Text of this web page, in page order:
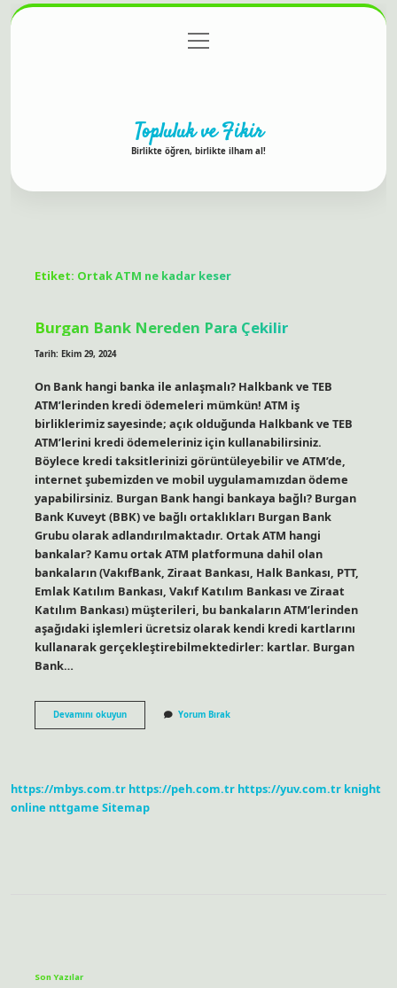
Gizlilik Politikası
menüyü
aç
Topluluk ve Fikir
Birlikte öğren, birlikte ilham al!
Etiket: Ortak ATM ne kadar keser
Burgan Bank Nereden Para Çekilir
Tarih: Ekim 29, 2024
On Bank hangi banka ile anlaşmalı? Halkbank ve TEB
ATM’lerinden kredi ödemeleri mümkün! ATM iş
birliklerimiz sayesinde; açık olduğunda Halkbank ve TEB
ATM’lerini kredi ödemeleriniz için kullanabilirsiniz.
Böylece kredi taksitlerinizi görüntüleyebilir ve ATM’de,
internet şubemizden ve mobil uygulamamızdan ödeme
yapabilirsiniz. Burgan Bank hangi bankaya bağlı? Burgan
Bank Kuveyt (BBK) ve bağlı ortaklıkları Burgan Bank
Grubu olarak adlandırılmaktadır. Ortak ATM hangi
bankalar? Kamu ortak ATM platformuna dahil olan
bankaların (VakıfBank, Ziraat Bankası, Halk Bankası, PTT,
Emlak Katılım Bankası, Vakıf Katılım Bankası ve Ziraat
Katılım Bankası) müşterileri, bu bankaların ATM’lerinden
aşağıdaki işlemleri ücretsiz olarak kendi kredi kartlarını
kullanarak gerçekleştirebilmektedirler: kartlar. Burgan
Bank…
Devamını okuyunBurgan
Bank
Yorum Bırak
https://mbys.com.tr https://peh.com.tr https://yuv.com.tr knight
online nttgame Sitemap
Son Yazılar